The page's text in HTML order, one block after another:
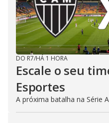
DO R7/HÁ 1 HORA
Escale o seu
Esportes
A próxima batalha na Série